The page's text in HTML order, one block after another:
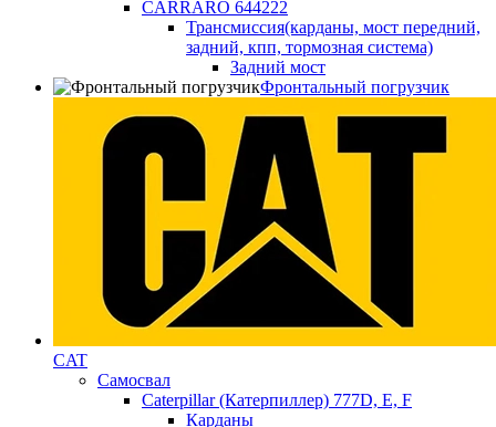
CARRARO 644222
Трансмиссия(карданы, мост передний,
задний, кпп, тормозная система)
Задний мост
Фронтальный погрузчик
CAT
Самосвал
Caterpillar (Катерпиллер) 777D, E, F
Карданы